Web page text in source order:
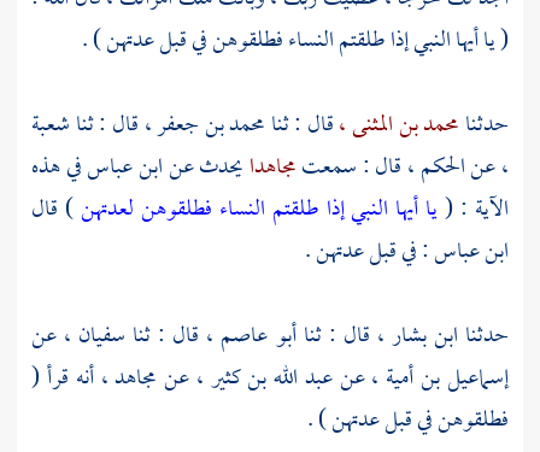
( يا أيها النبي إذا طلقتم النساء فطلقوهن في قبل عدتهن ) .
حدثنامحمد بن المثنى ،قال : ثنامحمد بن جعفر ،قال : ثناشعبة
،عنالحكم ،قال : سمعتمجاهدايحدث عنابن عباسفي هذه
الآية : (يا أيها النبي إذا طلقتم النساء فطلقوهن لعدتهن) قال
ابن عباس: في قبل عدتهن .
حدثنا ابن بشار ، قال : ثناأبو عاصم ، قال : ثنا سفيان ،عن
إسماعيل بن أمية ،عنعبد الله بن كثير ،عنمجاهد ،أنه قرأ (
فطلقوهن في قبل عدتهن ) .